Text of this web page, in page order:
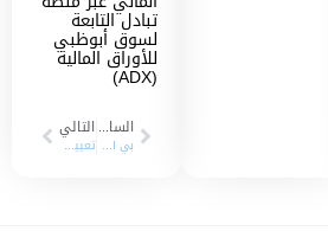
تبادل التابعة
لسوق أبوظبي
للأوراق المالية
(ADX)
السابق
بي اتش مباشر” تحقق أرباحاً مالية بنسبة 403% خلال الشهور التسعة الأولى من العام الجاري
التالي
تعيين شركة ميثاق للتأمين التكافلي لشركة بي إتش مباشر للخدمات المالية كمزود للسيولة